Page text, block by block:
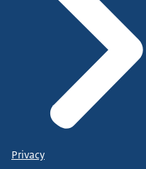
Privacy